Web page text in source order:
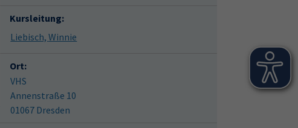
Kursleitung:
Liebisch, Winnie
Ort:
VHS
Annenstraße 10
01067 Dresden